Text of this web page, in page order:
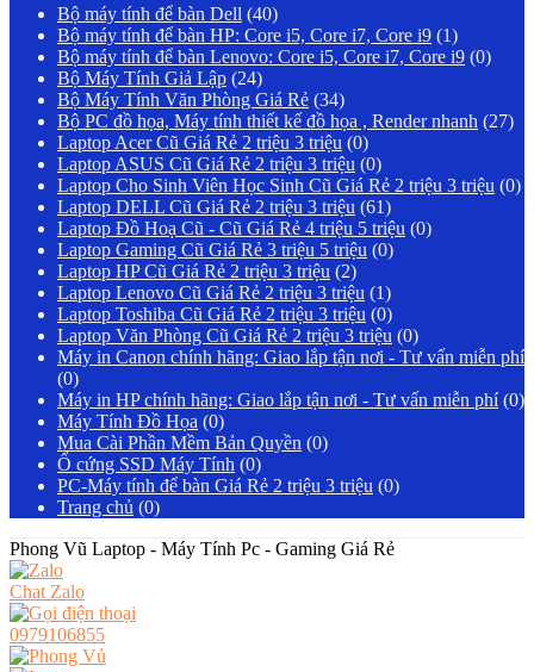
Bộ máy tính để bàn Dell (40)
Bộ máy tính để bàn HP: Core i5, Core i7, Core i9 (1)
Bộ máy tính để bàn Lenovo: Core i5, Core i7, Core i9 (0)
Bộ Máy Tính Giả Lập (24)
Bộ Máy Tính Văn Phòng Giá Rẻ (34)
Bộ PC đồ họa, Máy tính thiết kế đồ họa , Render nhanh (27)
Laptop Acer Cũ Giá Rẻ 2 triệu 3 triệu (0)
Laptop ASUS Cũ Giá Rẻ 2 triệu 3 triệu (0)
Laptop Cho Sinh Viên Học Sinh Cũ Giá Rẻ 2 triệu 3 triệu (0)
Laptop DELL Cũ Giá Rẻ 2 triệu 3 triệu (61)
Laptop Đồ Hoạ Cũ - Cũ Giá Rẻ 4 triệu 5 triệu (0)
Laptop Gaming Cũ Giá Rẻ 3 triệu 5 triệu (0)
Laptop HP Cũ Giá Rẻ 2 triệu 3 triệu (2)
Laptop Lenovo Cũ Giá Rẻ 2 triệu 3 triệu (1)
Laptop Toshiba Cũ Giá Rẻ 2 triệu 3 triệu (0)
Laptop Văn Phòng Cũ Giá Rẻ 2 triệu 3 triệu (0)
Máy in Canon chính hãng: Giao lắp tận nơi - Tư vấn miễn phí
(0)
Máy in HP chính hãng: Giao lắp tận nơi - Tư vấn miễn phí (0)
Máy Tính Đồ Họa (0)
Mua Cài Phần Mềm Bản Quyền (0)
Ổ cứng SSD Máy Tính (0)
PC-Máy tính để bàn Giá Rẻ 2 triệu 3 triệu (0)
Trang chủ (0)
Phong Vũ Laptop - Máy Tính Pc - Gaming Giá Rẻ
Chat Zalo
0979106855